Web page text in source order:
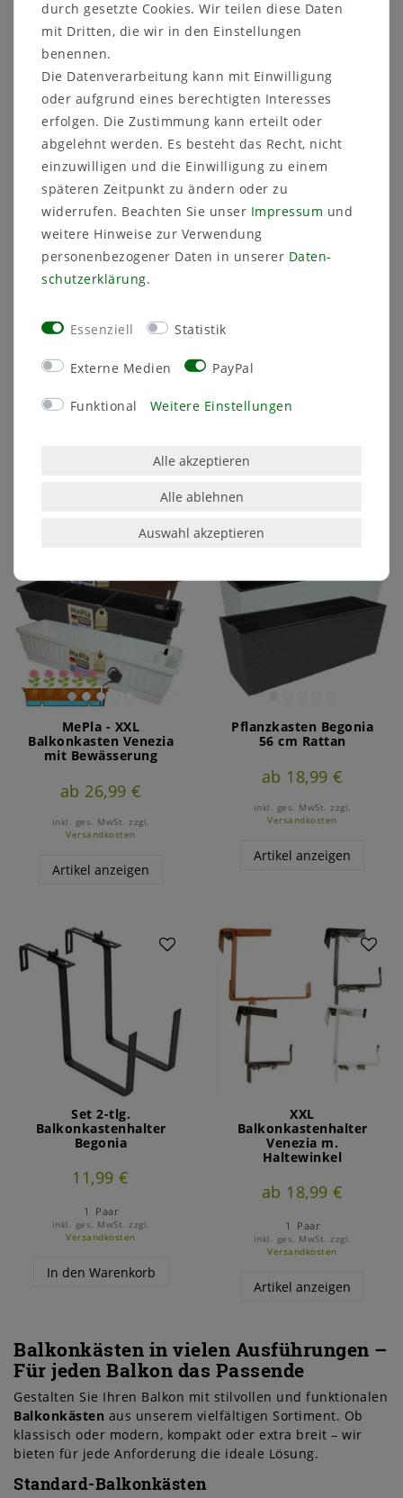
Versandkosten
Artikel anzeigen
Versandkosten
Artikel anzeigen
Balkonkasten mit
Bewässerung + XXL
ab 3,99 €
MePla - XXL
Balkonkasten Venezia
mit Bewässerung
ab 26,99 €
inkl. ges. MwSt. zzgl.
Versandkosten
Artikel anzeigen
Pflanzkasten Begonia
56 cm Rattan
ab 18,99 €
inkl. ges. MwSt. zzgl.
Versandkosten
Artikel anzeigen
Set 2-tlg.
Balkonkastenhalter
Begonia
11,99 €
1 Paar
inkl. ges. MwSt. zzgl.
Versandkosten
In den Warenkorb
XXL
Balkonkastenhalter
Venezia m.
Haltewinkel
ab 18,99 €
1 Paar
inkl. ges. MwSt. zzgl.
Versandkosten
Artikel anzeigen
Balkonkästen in vielen Ausführungen –
Für jeden Balkon das Passende
Gestalten Sie Ihren Balkon mit stilvollen und funktionalen
Balkonkästen aus unserem vielfältigen Sortiment. Ob
klassisch oder modern, kompakt oder extra breit – wir
bieten für jede Anforderung die ideale Lösung.
Standard-Balkonkästen
durch gesetzte Cookies. Wir teilen diese Daten
mit Dritten, die wir in den Einstellungen
benennen.
Die Datenverarbeitung kann mit Einwilligung
oder aufgrund eines berechtigten Interesses
erfolgen. Die Zustimmung kann erteilt oder
abgelehnt werden. Es besteht das Recht, nicht
einzuwilligen und die Einwilligung zu einem
späteren Zeitpunkt zu ändern oder zu
widerrufen. Beachten Sie unser Impressum und
weitere Hinweise zur Verwendung
personenbezogener Daten in unserer Daten­
schutz­erklärung.
Essenziell Statistik
Externe Medien PayPal
Funktional Weitere Einstellungen
Alle akzeptieren
Alle ablehnen
Auswahl akzeptieren